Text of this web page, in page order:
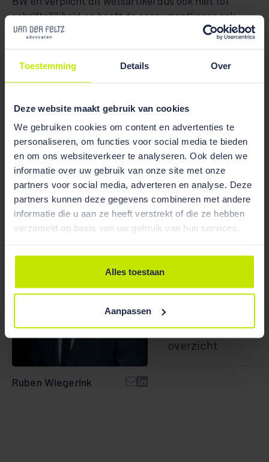
Toestemming Details Over
Deze website maakt gebruik van cookies
We gebruiken cookies om content en advertenties te
personaliseren, om functies voor social media te bieden
en om ons websiteverkeer te analyseren. Ook delen we
informatie over uw gebruik van onze site met onze
partners voor social media, adverteren en analyse. Deze
partners kunnen deze gegevens combineren met andere
informatie die u aan ze heeft verstrekt of die ze hebben
verzameld op basis van uw gebruik van hun services.
Alles toestaan
Aanpassen
schriftelijkheid en heeft de consumentkoper ook
geen drie dagen bedenktijd. We bevelen kopers van
omdat er – kort gezegd – sneller gebondenheid
Heeft u vragen over dit onderwerp? Neem dan vooral
contactmet ons op.
Ruben Wiegerink
Bekijk team
overzicht